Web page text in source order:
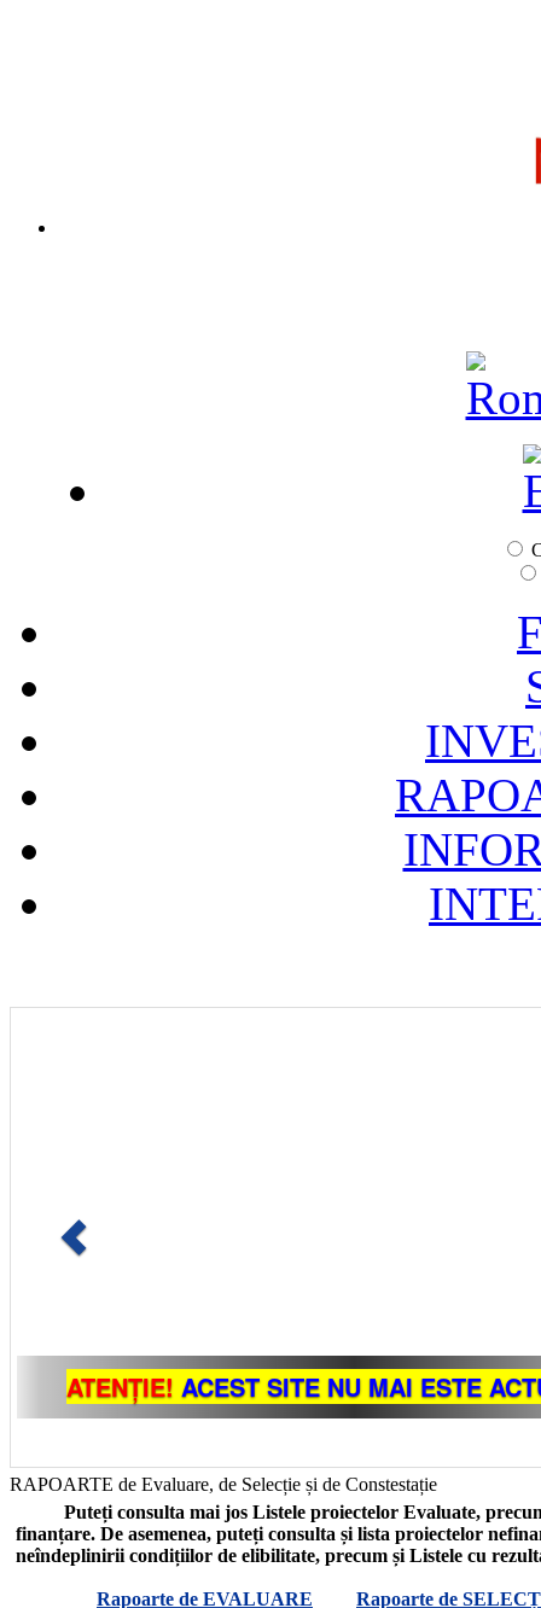
RAPOARTE de Evaluare, de Selecție și de Constestație
Puteți consulta mai jos Listele proiectelor Evaluate,
finanțare. De asemenea, puteți consulta și lista proiectelor
neîndeplinirii condițiilor de elibilitate, precum și Listele cu
Rapoarte de EVALUARE Rapoarte de